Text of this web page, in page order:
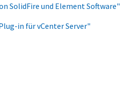
SolidFire und Element Software"
in für vCenter Server"